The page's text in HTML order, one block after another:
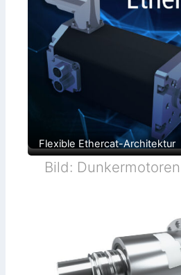
Flexible Ethercat-Architektur
Bild: